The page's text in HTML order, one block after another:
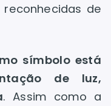
de
símbolo está
de luz,
. Assim como a